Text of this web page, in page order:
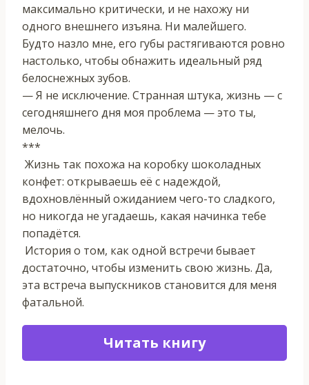
максимально критически, и не нахожу ни
одного внешнего изъяна. Ни малейшего.
Будто назло мне, его губы растягиваются ровно
настолько, чтобы обнажить идеальный ряд
белоснежных зубов.
— Я не исключение. Странная штука, жизнь — с
сегодняшнего дня моя проблема — это ты,
мелочь.
***
Жизнь так похожа на коробку шоколадных
конфет: открываешь её с надеждой,
вдохновлённый ожиданием чего-то сладкого,
но никогда не угадаешь, какая начинка тебе
попадётся.
История о том, как одной встречи бывает
достаточно, чтобы изменить свою жизнь. Да,
эта встреча выпускников становится для меня
фатальной.
Читать книгу